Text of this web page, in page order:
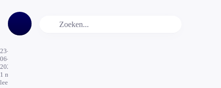
23-
06-
2026
1 min.
leestijd